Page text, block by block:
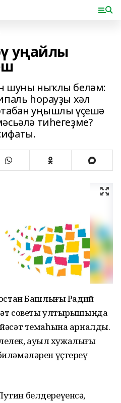
уңайлы
шуны ныҡлы беләм:
һорауҙы хәл
уңышлы үҫешә
тиһегеҙме?
Башлығы Радий
советы ултырышында
темаһына арналды.
ауыл хужалығы
үҫтереү
белдереүенсә,